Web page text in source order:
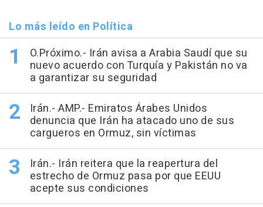
Lo más leído en Política
O.Próximo.- Irán avisa a Arabia Saudí que su
nuevo acuerdo con Turquía y Pakistán no va
a garantizar su seguridad
Irán.- AMP.- Emiratos Árabes Unidos
denuncia que Irán ha atacado uno de sus
cargueros en Ormuz, sin víctimas
Irán.- Irán reitera que la reapertura del
estrecho de Ormuz pasa por que EEUU
acepte sus condiciones